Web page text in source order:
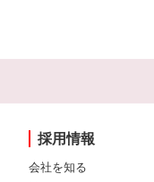
採用情報
会社を知る